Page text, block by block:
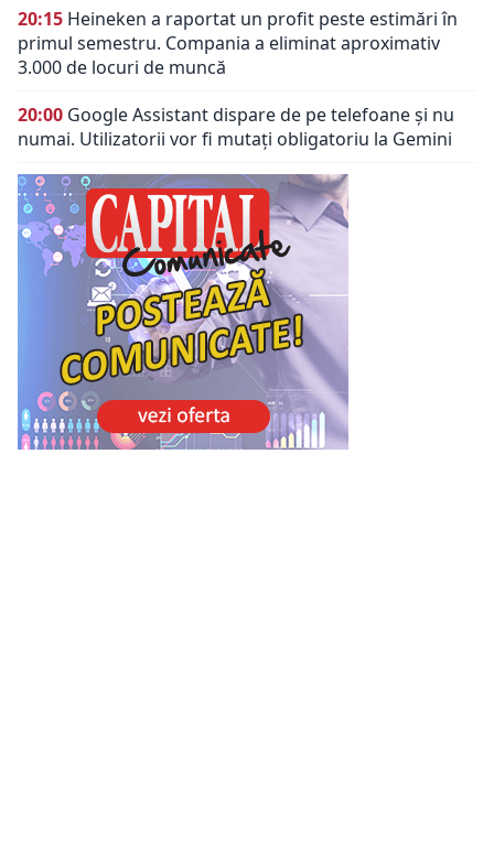
20:15 Heineken a raportat un profit peste estimări în
primul semestru. Compania a eliminat aproximativ
3.000 de locuri de muncă
20:00 Google Assistant dispare de pe telefoane și nu
numai. Utilizatorii vor fi mutați obligatoriu la Gemini